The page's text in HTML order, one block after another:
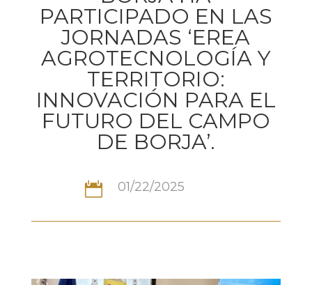
PARTICIPADO EN LAS
JORNADAS ‘EREA
AGROTECNOLOGÍA Y
TERRITORIO:
INNOVACIÓN PARA EL
FUTURO DEL CAMPO
DE BORJA’.
 01/22/2025